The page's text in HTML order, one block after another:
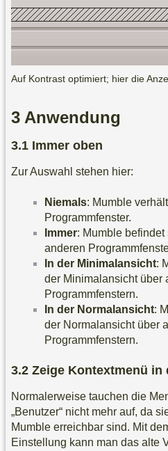
Auf Kontrast optimiert; hier die
Anwendung
Immer oben
Zur Auswahl stehen hier:
Niemals: Mumble
Programmfenster.
Immer: Mumble
anderen
In der Minimalansicht:
der Minimalansicht über
Programmfenstern.
In der Normalansicht:
der Normalansicht über
Programmfenstern.
Zeige Kontextmenü in
Normalerweise tauchen die
„Benutzer“ nicht mehr auf, da
Mumble erreichbar sind. Mit
Einstellung kann man das alte